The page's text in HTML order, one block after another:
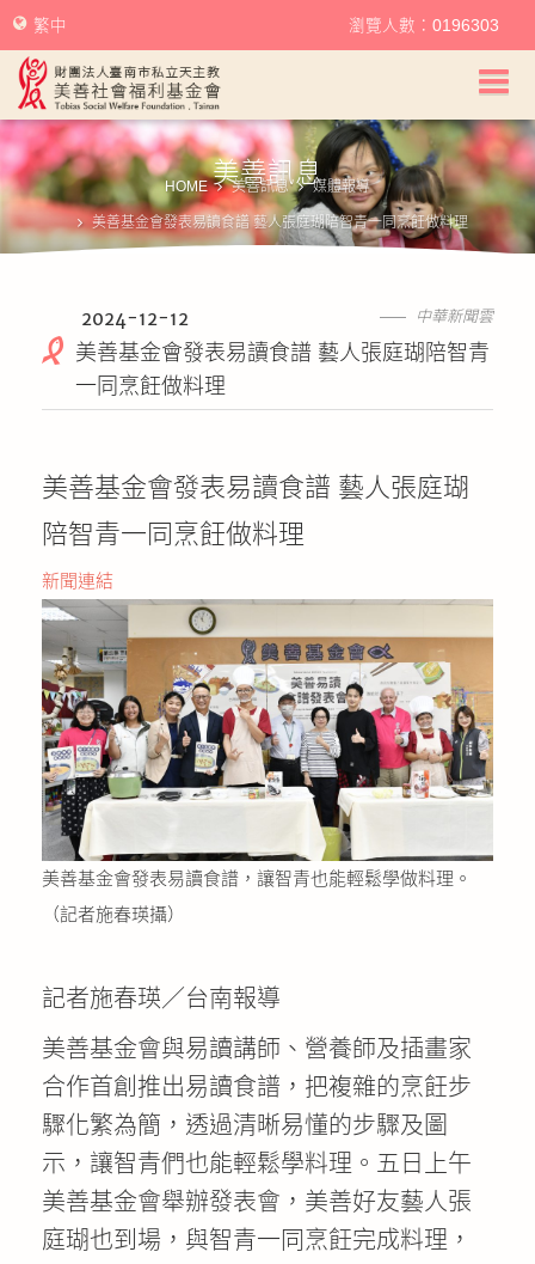
美善社會福利基金會首頁
關於美善
美善服務
捐款徵信
友善連結
網站地圖
繁中 瀏覽人數：0196303
美善訊息
HOME 美善訊息 媒體報導
美善基金會發表易讀食譜 藝人張庭瑚陪智青一同烹飪做料理
中華新聞雲
2024-12-12
美善基金會發表易讀食譜 藝人張庭瑚陪智青
一同烹飪做料理
美善基金會發表易讀食譜 藝人張庭瑚
陪智青一同烹飪做料理
新聞連結
美善基金會發表易讀食譜，讓智青也能輕鬆學做料理。
（記者施春瑛攝）
記者施春瑛／台南報導
美善基金會與易讀講師、營養師及插畫家
合作首創推出易讀食譜，把複雜的烹飪步
驟化繁為簡，透過清晰易懂的步驟及圖
示，讓智青們也能輕鬆學料理。五日上午
美善基金會舉辦發表會，美善好友藝人張
庭瑚也到場，與智青一同烹飪完成料理，